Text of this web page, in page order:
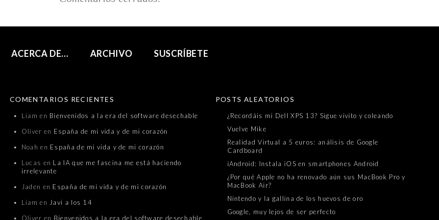
ACERCA DE… ARCHIVO SUSCRÍBETE
COMENTARIOS RECIENTES
Liam en Bienvenidos a la era del software desechable
Oliver en España de mi vida y de mi corazón
Noah en España de mi vida y de mi corazón
Lucas en La IA que me fascina me está haciendo
irrelevante
Jaden en España de mi vida y de mi corazón
Liam en Javi a los 14
Oliver en Bienvenidos a la era del software desechable
POSTS ALEATORIOS
¿Recordáis mi Dell XPS 13? Sigue vivito y coleando
Vuelve Mike
Realidad Virtual a 5 euros: análisis de Google
Cardboard
iAndroid: Instala iOS en smartphones Android
¿Por qué Apple no ha renovado aún sus MacBook Pro y
MacBook Air?
Nintendo y la gallina de los huevos de oro
Google, muy lejos de ser perfecto